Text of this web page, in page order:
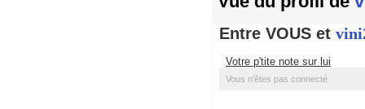
Entre VOUS et
Votre p'tite note sur lui
Vous n'êtes pas connecté